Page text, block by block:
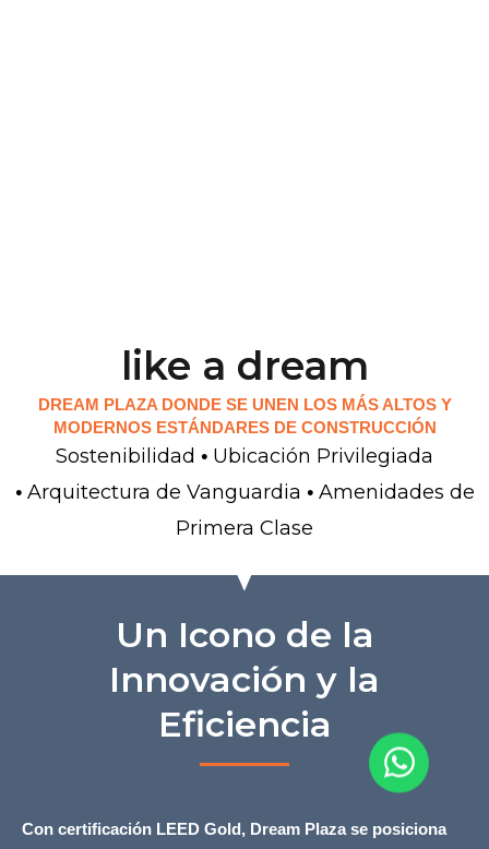
like a dream
DREAM PLAZA DONDE SE UNEN LOS MÁS ALTOS Y
MODERNOS ESTÁNDARES DE CONSTRUCCIÓN
Sostenibilidad • Ubicación Privilegiada
• Arquitectura de Vanguardia •Amenidades de
Primera Clase
Un Icono de la
Innovación y la
Eficiencia
Con certificación LEED Gold, Dream Plaza se posiciona